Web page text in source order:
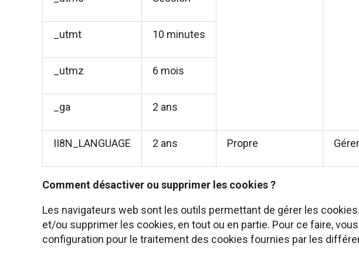
_utmt 10 minutes
_utmz 6 mois
_ga 2 ans
II8N_LANGUAGE 2 ans Propre
Comment désactiver ou supprimer les cookies ?
Les navigateurs web sont les outils permettant de gérer les
et/ou supprimer les cookies, en tout ou en partie. Pour ce faire,
configuration pour le traitement des cookies fournies par les